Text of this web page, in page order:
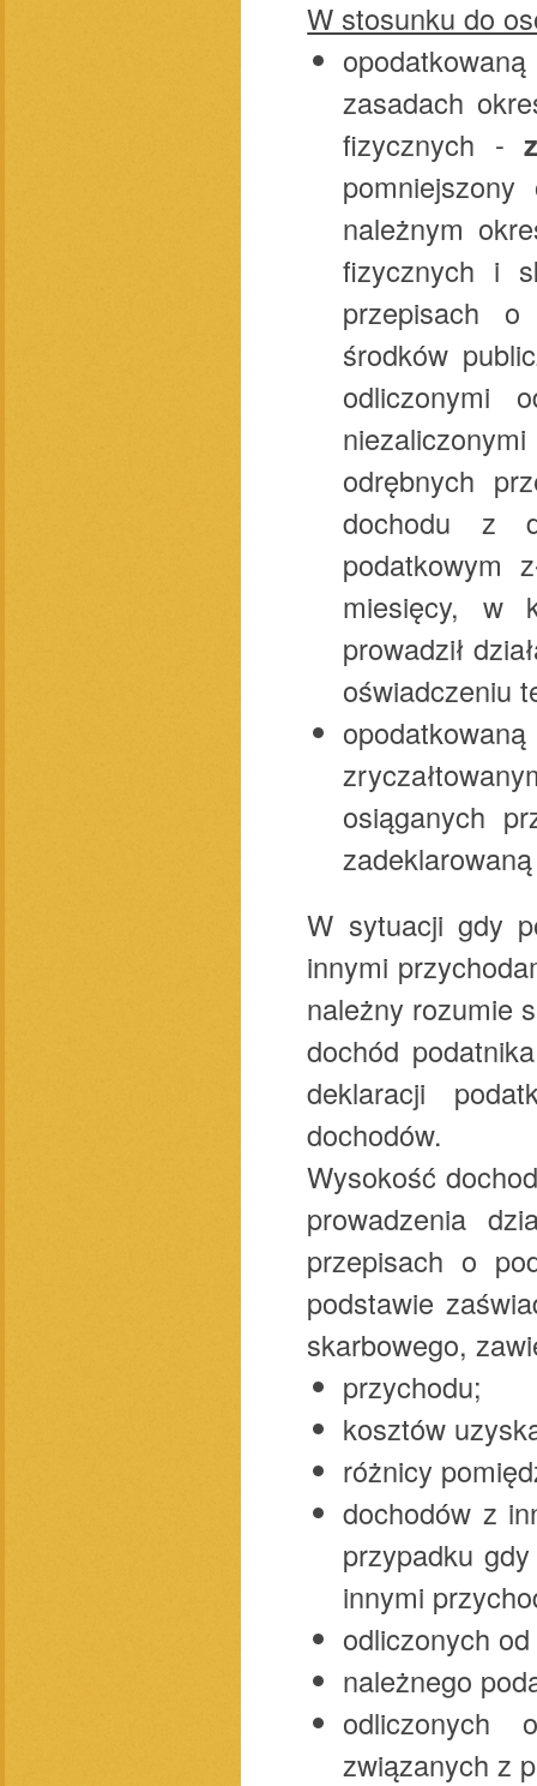
W stosunku do
zasadach
fizycznych -
należnym
fizycznych i
przepisach o
środków
odliczonymi
odrębnych
dochodu z
podatkowym
miesięcy, w
prowadził
oświadczeniu
osiąganych
W sytuacji gdy
innymi
należny rozumie
dochód
deklaracji
dochodów.
Wysokość
prowadzenia
przepisach o
podstawie
skarbowego,
przychodu;
kosztów
różnicy
dochodów z
przypadku
innymi
odliczonych
należnego
odliczonych
związanych z